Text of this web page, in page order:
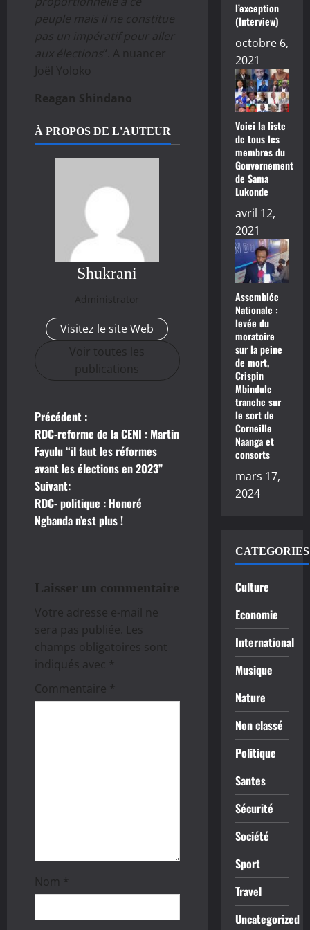
peuple mais il ne constitue
pas un impératif pour aller
aux élections“. A nuancer
Joël Yoloko
Reagan Shindano
À PROPOS DE L'AUTEUR
Shukrani
Administrator
Visitez le site Web
Voir toutes les
publications
N
a
v
i
t
i
o
n
i
c
l
Précédent :
RDC-reforme de la CENI : Martin
Fayulu “il faut les réformes
avant les élections en 2023”
Suivant:
RDC- politique : Honoré
Ngbanda n’est plus !
Laisser un commentaire
Votre adresse e-mail ne
sera pas publiée. Les
champs obligatoires sont
indiqués avec *
Commentaire *
Nom *
l’exception
(Interview)
octobre 6,
2021
Voici la liste
de tous les
membres du
Gouvernement
de Sama
Lukonde
avril 12,
2021
Assemblée
Nationale :
levée du
moratoire
sur la peine
de mort,
Crispin
Mbindule
tranche sur
le sort de
Corneille
Naanga et
consorts
mars 17,
2024
CATEGORIES
Culture
Economie
International
Musique
Nature
Non classé
Politique
Santes
Sécurité
Société
Sport
Travel
Uncategorized